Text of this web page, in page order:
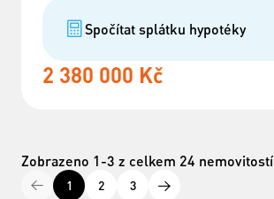
Spočítat splátku hypotéky
2 380 000 Kč
Zobrazeno 1-3 z celkem 24 nemovitostí
1 2 3